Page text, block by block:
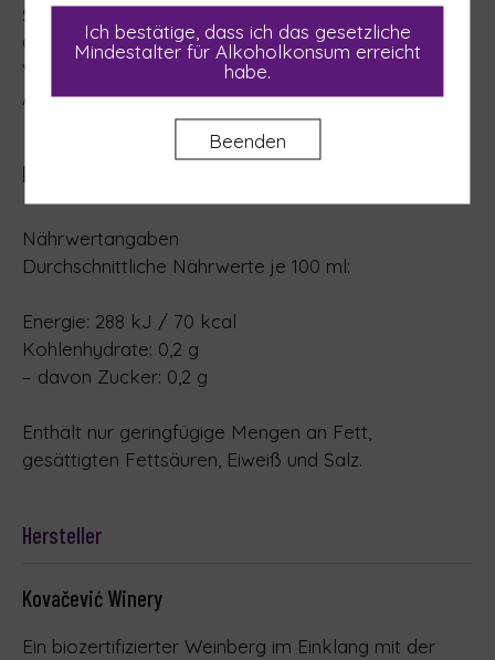
Stabilisatoren: Carboxymethylcellulose (E 466),
Gummi arabicum (E 414).
Verpackungsgas: Stickstoff.
Allergenhinweis: Enthält Sulfite.
Nährwerttabelle
Nährwertangaben
Durchschnittliche Nährwerte je 100 ml:
Energie: 288 kJ / 70 kcal
Kohlenhydrate: 0,2 g
– davon Zucker: 0,2 g
Enthält nur geringfügige Mengen an Fett,
gesättigten Fettsäuren, Eiweiß und Salz.
Hersteller
Kovačević Winery
Ein biozertifizierter Weinberg im Einklang mit der
Ich bestätige, dass ich das gesetzliche
Mindestalter für Alkoholkonsum erreicht
habe.
Beenden